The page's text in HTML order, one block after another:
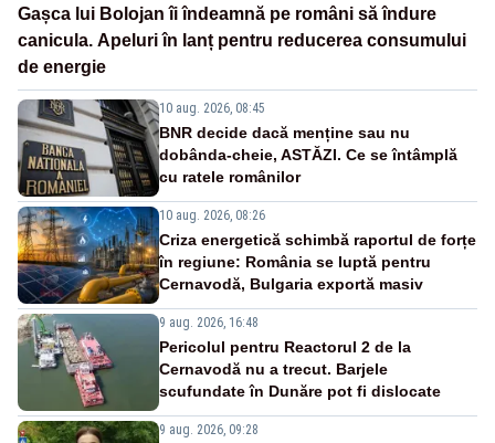
Gașca lui Bolojan îi îndeamnă pe români să îndure
canicula. Apeluri în lanț pentru reducerea consumului
de energie
10 aug. 2026, 08:45
BNR decide dacă menține sau nu
dobânda-cheie, ASTĂZI. Ce se întâmplă
cu ratele românilor
10 aug. 2026, 08:26
Criza energetică schimbă raportul de forțe
în regiune: România se luptă pentru
Cernavodă, Bulgaria exportă masiv
9 aug. 2026, 16:48
Pericolul pentru Reactorul 2 de la
Cernavodă nu a trecut. Barjele
scufundate în Dunăre pot fi dislocate
9 aug. 2026, 09:28